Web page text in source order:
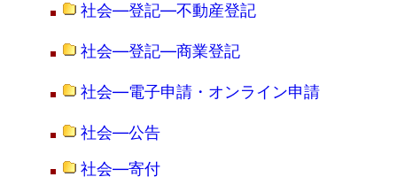
社会―登記―不動産登記
社会―登記―商業登記
社会―電子申請・オンライン申請
社会―公告
社会―寄付